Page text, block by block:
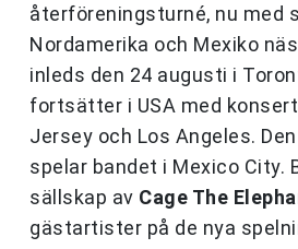
återföreningsturné, nu med
Nordamerika och Mexiko
inleds den 24 augusti i
fortsätter i USA med
Jersey och Los Angeles.
spelar bandet i Mexico City.
sällskap av Cage The
gästartister på de nya